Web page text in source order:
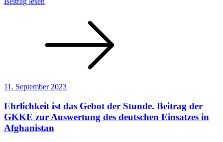
11. September 2023
Ehrlichkeit ist das Gebot der Stunde. Beitrag der
GKKE zur Auswertung des deutschen Einsatzes in
Afghanistan